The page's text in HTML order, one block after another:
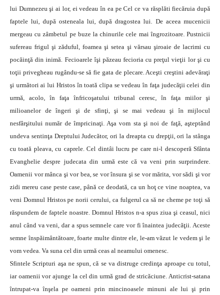
lui Dumnezeu şi ai lor, ei vedeau în ea pe Cel ce va răsplăti fiecăruia după
faptele lui, după osteneala lui, după dragostea lui. De aceea mucenicii
mergeau cu zâmbetul pe buze la chinurile cele mai îngrozitoare. Pustnicii
sufereau frigul şi zăduful, foamea şi setea şi vărsau şiroaie de lacrimi cu
pocăinţă din inimă. Fecioarele îşi păzeau fecioria cu preţul vieţii lor şi cu
toţii privegheau rugându-se să fie gata de plecare. Aceşti creştini adevăraţi
şi următori ai lui Hristos în toată clipa se vedeau în faţa judecăţii celei din
urmă, acolo, în faţa înfricoşatului tribunal ceresc, în faţa miilor şi
milioanelor de îngeri şi de sfinţi, şi se mai vedeau şi în mijlocul
nesfârşitului număr de împricinaţi. Aşa vom sta şi noi de faţă, aşteptând
undeva sentinţa Dreptului Judecător, ori la dreapta cu drepţii, ori la stânga
cu toată pleava, cu caprele. Cel dintâi lucru pe care ni-l descoperă Sfânta
Evanghelie despre judecata din urmă este că va veni prin surprindere.
Oamenii vor mânca şi vor bea, se vor însura şi se vor mărita, vor sădi şi vor
zidi mereu case peste case, până ce deodată, ca un hoţ ce vine noaptea, va
veni Domnul Hristos pe norii cerului, ca fulgerul ca să ne cheme pe toţi să
răspundem de faptele noastre. Domnul Hristos n-a spus ziua şi ceasul, nici
anul când va veni, dar a spus semnele care vor fi înaintea judecăţii. Aceste
semne înspăimântătoare, foarte multe dintre ele, le-am văzut le vedem şi le
vom vedea. Va suna cel din urmă ceas al neamului omenesc.
Sfintele Scripturi aşa ne spun, că se va distruge credinţa aproape cu totul,
iar oamenii vor ajunge la cel din urmă grad de stricăciune. Anticrist-satana
întrupat-va înşela pe oameni prin mincinoasele minuni ale lui şi prin